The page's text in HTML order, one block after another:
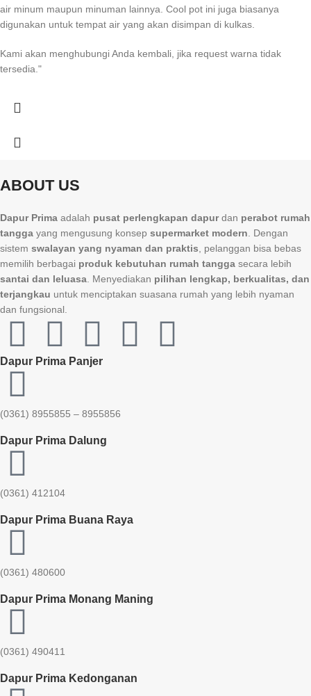
air minum maupun minuman lainnya. Cool pot ini juga biasanya
digunakan untuk tempat air yang akan disimpan di kulkas.
Kami akan menghubungi Anda kembali, jika request warna tidak
tersedia."
ABOUT US
Dapur Prima adalah pusat perlengkapan dapurdan perabot rumah
tangga yang mengusung konsep supermarket modern . Dengan
sistem swalayan yang nyaman dan praktis , pelanggan bisa bebas
memilih berbagai produk kebutuhan rumah tangga secara lebih
santai dan leluasa . Menyediakan pilihan lengkap, berkualitas, dan
terjangkau untuk menciptakan suasana rumah yang lebih nyaman
dan fungsional.
Dapur Prima Panjer
(0361) 8955855 – 8955856​
Dapur Prima Dalung
(0361) 412104
Dapur Prima Buana Raya
(0361) 480600
Dapur Prima Monang Maning
(0361) 490411​
Dapur Prima Kedonganan